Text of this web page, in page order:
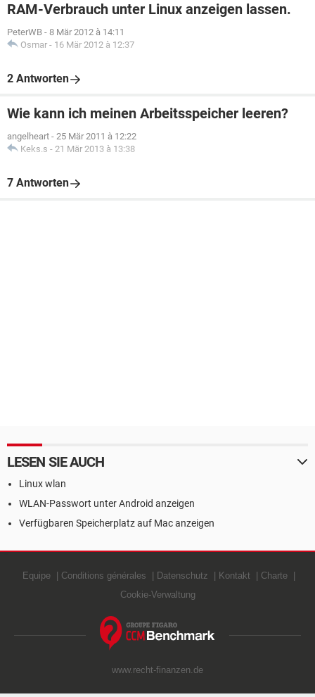
RAM-Verbrauch unter Linux anzeigen lassen.
PeterWB - 8 Mär 2012 à 14:11
Osmar - 16 Mär 2012 à 12:37
2 Antworten
Wie kann ich meinen Arbeitsspeicher leeren?
angelheart - 25 Mär 2011 à 12:22
Keks.s - 21 Mär 2013 à 13:38
7 Antworten
LESEN SIE AUCH
Linux wlan
WLAN-Passwort unter Android anzeigen
Verfügbaren Speicherplatz auf Mac anzeigen
Equipe Conditions générales Datenschutz Kontakt
Charte
Cookie-Verwaltung
www.recht-finanzen.de